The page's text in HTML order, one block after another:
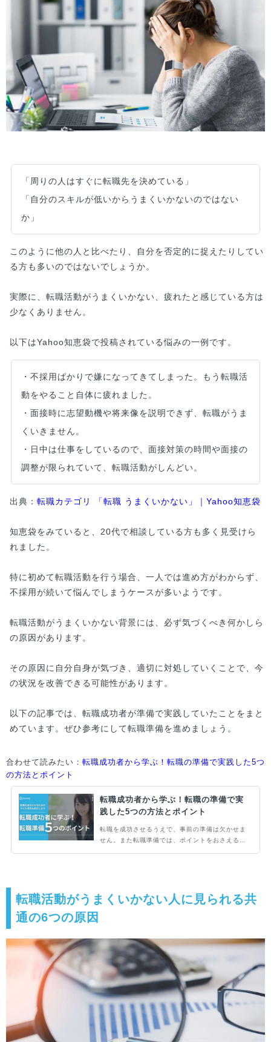
「周りの人はすぐに転職先を決めている」
「自分のスキルが低いからうまくいかないのではない
か」
このように他の人と比べたり、自分を否定的に捉えたりしてい
る方も多いのではないでしょうか。
実際に、転職活動がうまくいかない、疲れたと感じている方は
少なくありません。
以下はYahoo知恵袋で投稿されている悩みの一例です。
・不採用ばかりで嫌になってきてしまった。もう転職活
動をやること自体に疲れました。
・面接時に志望動機や将来像を説明できず、転職がうま
くいきません。
・日中は仕事をしているので、面接対策の時間や面接の
調整が限られていて、転職活動がしんどい。
出典： 転職カテゴリ 「転職 うまくいかない」｜Yahoo知恵袋
知恵袋をみていると、20代で相談している方も多く見受けら
れました。
特に初めて転職活動を行う場合、一人では進め方がわからず、
不採用が続いて悩んでしまうケースが多いようです。
転職活動がうまくいかない背景には、必ず気づくべき何かしら
の原因があります。
その原因に自分自身が気づき、適切に対処していくことで、今
の状況を改善できる可能性があります。
以下の記事では、転職成功者が準備で実践していたことをまと
めています。ぜひ参考にして転職準備を進めましょう。
合わせて読みたい： 転職成功者から学ぶ！転職の準備で実践した5つ
の方法とポイント
転職成功者から学ぶ！転職の準備で実
践した5つの方法とポイント
転職を成功させるうえで、事前の準備は欠かせま
せん。また転職準備では、ポイントをおさえるこ
転職活動がうまくいかない人に見られる共
通の6つの原因